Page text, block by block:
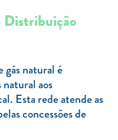
Distribuição
natural é
natural aos
Esta rede atende as
concessões de